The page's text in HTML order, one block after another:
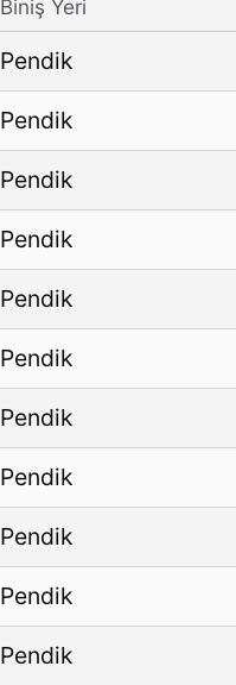
Biniş Yeri
Pendik
Pendik
Pendik
Pendik
Pendik
Pendik
Pendik
Pendik
Pendik
Pendik
Pendik